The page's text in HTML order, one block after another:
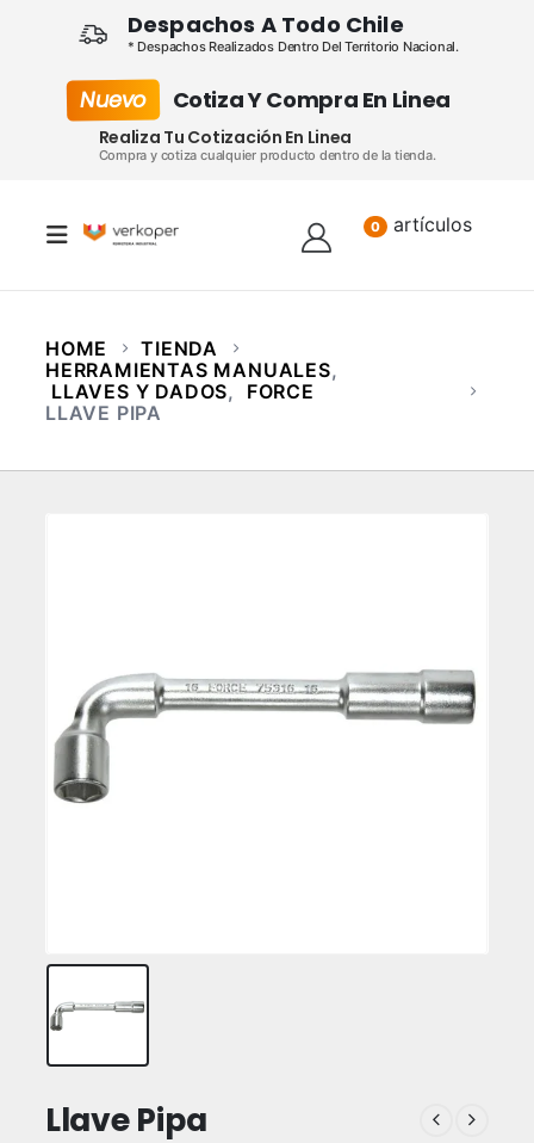
Despachos A Todo Chile
* Despachos Realizados Dentro Del Territorio Nacional.
Nuevo Cotiza Y Compra En Linea
Realiza Tu Cotización En Linea
Compra y cotiza cualquier producto dentro de la tienda.
0 artículos
HOME
TIENDA
HERRAMIENTAS MANUALES,
LLAVES Y DADOS,
FORCE
LLAVE PIPA
Llave Pipa